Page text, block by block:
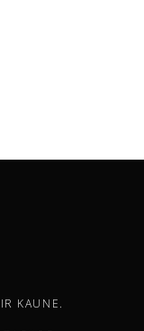
KAUNE.